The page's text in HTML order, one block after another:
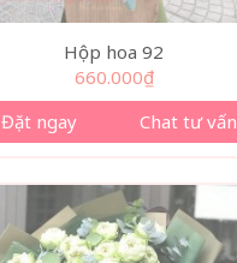
Hộp hoa 92
660.000₫
Đặt ngay
Chat tư vấn